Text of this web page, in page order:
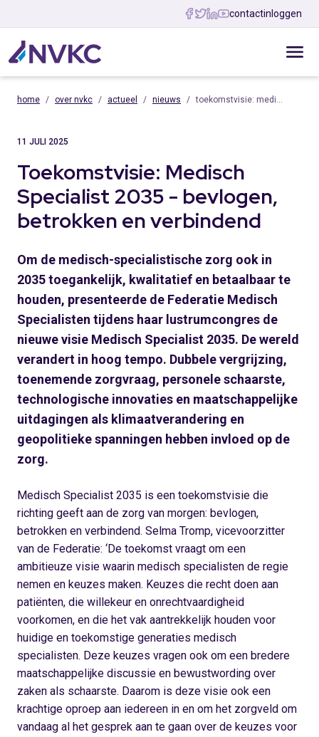
contactinloggen
home over nvkc actueel nieuws toekomstvisie: medi…
11 JULI 2025
Toekomstvisie: Medisch
Specialist 2035 - bevlogen,
betrokken en verbindend
Om de medisch-specialistische zorg ook in
2035 toegankelijk, kwalitatief en betaalbaar te
houden, presenteerde de Federatie Medisch
Specialisten tijdens haar lustrumcongres de
nieuwe visie Medisch Specialist 2035. De wereld
verandert in hoog tempo. Dubbele vergrijzing,
toenemende zorgvraag, personele schaarste,
technologische innovaties en maatschappelijke
uitdagingen als klimaatverandering en
geopolitieke spanningen hebben invloed op de
zorg.
Medisch Specialist 2035 is een toekomstvisie die
richting geeft aan de zorg van morgen: bevlogen,
betrokken en verbindend. Selma Tromp, vicevoorzitter
van de Federatie: ‘De toekomst vraagt om een
ambitieuze visie waarin medisch specialisten de regie
nemen en keuzes maken. Keuzes die recht doen aan
patiënten, die willekeur en onrechtvaardigheid
voorkomen, en die het vak aantrekkelijk houden voor
huidige en toekomstige generaties medisch
specialisten. Deze keuzes vragen ook om een bredere
maatschappelijke discussie en bewustwording over
zaken als schaarste. Daarom is deze visie ook een
krachtige oproep aan iedereen in en om het zorgveld om
vandaag al het gesprek aan te gaan over de keuzes voor